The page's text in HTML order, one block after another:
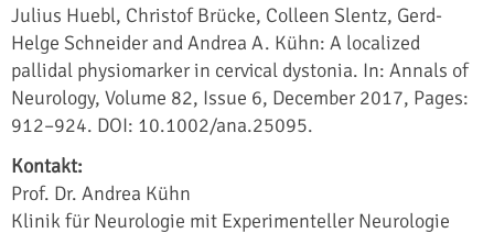
Julius Huebl, Christof Brücke, Colleen Slentz, Gerd-
Helge Schneider and Andrea A. Kühn: A localized
pallidal physiomarker in cervical dystonia. In: Annals of
Neurology, Volume 82, Issue 6, December 2017, Pages:
912–924. DOI: 10.1002/ana.25095.
Kontakt:
Prof. Dr. Andrea Kühn
Klinik für Neurologie mit Experimenteller Neurologie